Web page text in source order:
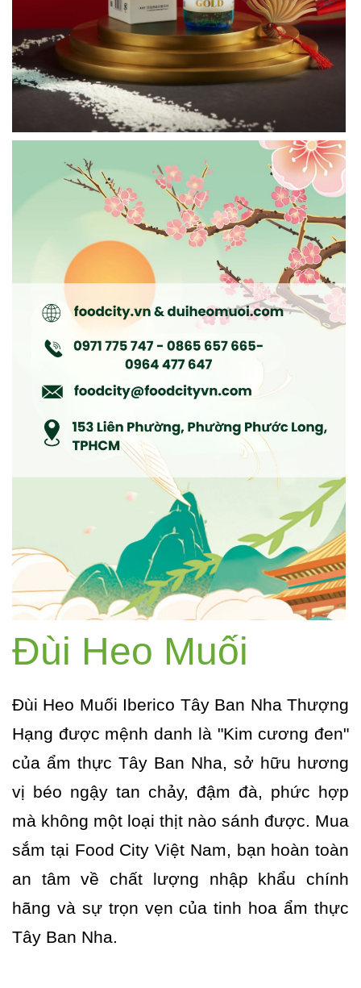
Đùi Heo Muối
Đùi Heo Muối Iberico Tây Ban Nha Thượng
Hạng được mệnh danh là "Kim cương đen"
của ẩm thực Tây Ban Nha, sở hữu hương
vị béo ngậy tan chảy, đậm đà, phức hợp
mà không một loại thịt nào sánh được. Mua
sắm tại Food City Việt Nam, bạn hoàn toàn
an tâm về chất lượng nhập khẩu chính
hãng và sự trọn vẹn của tinh hoa ẩm thực
Tây Ban Nha.